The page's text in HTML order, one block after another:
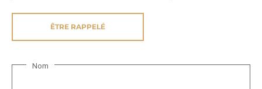
Nom